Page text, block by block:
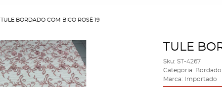
TULE BORDADO COM BICO ROSÊ 19
TULE
Sku: ST-4267
Categoria:
Marca:
Importado